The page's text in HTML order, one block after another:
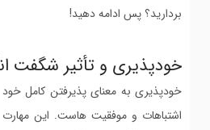
بردارید؟ پس ادامه دهید!
خودپذیری و تأثیر شگفت
خودپذیری به معنای پذیرفتن کامل
اشتباهات و موفقیت هاست. این مهارت